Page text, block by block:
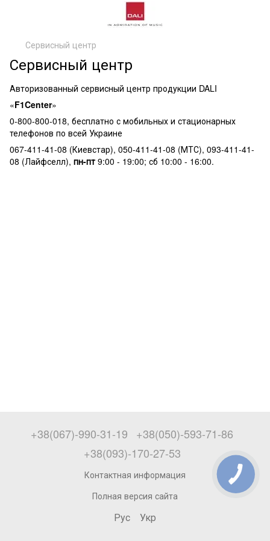
Сервисный центр
Сервисный центр
Авторизованный сервисный центр продукции DALI
«F1Center»
0-800-800-018, бесплатно с мобильных и стационарных
телефонов по всей Украине
067-411-41-08 (Киевстар), 050-411-41-08 (МТС), 093-411-41-
08 (Лайфселл), пн-пт 9:00 - 19:00; сб 10:00 - 16:00.
+38(067)-990-31-19
+38(050)-593-71-86
+38(093)-170-27-53
Контактная информация
Полная версия сайта
Рус Укр